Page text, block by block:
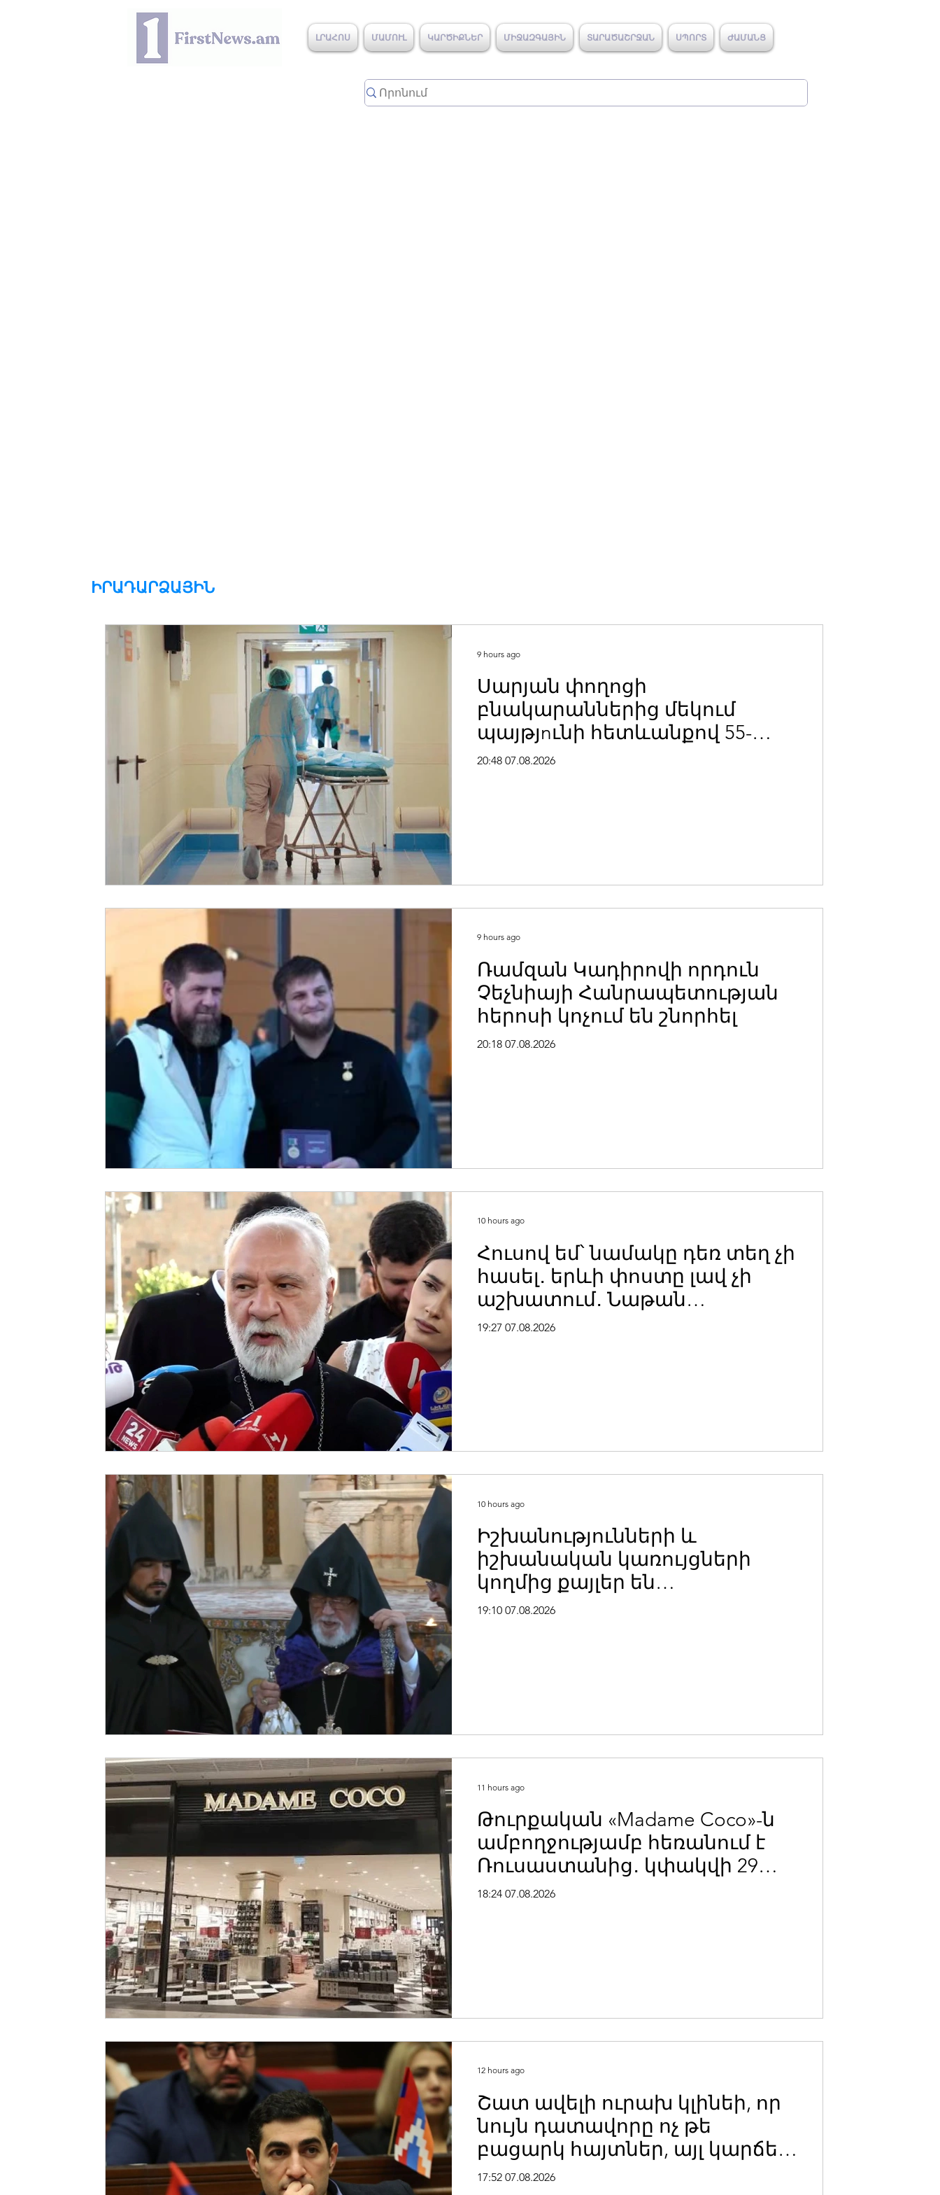
ԼՐԱՀՈՍ ՄԱՄՈՒԼ ԿԱՐԾԻՔՆԵՐ ՄԻՋԱԶԳԱՅԻՆ ՏԱՐԱԾԱՇՐՋԱՆ ՍՊՈՐՏ ԺԱՄԱՆՑ
ԻՐԱԴԱՐՁԱՅԻՆ
Սարյան փողոցի
բնակարաններից մեկում
պայթյnւնի հետևանքով 55-
ամյա տղամարդը
20:48 07.08.2026
9 hours ago
Ռամզան Կադիրովի որդուն
Չեչնիայի Հանրապետության
հերոսի կոչում են շնորհել
20:18 07.08.2026
9 hours ago
Հուսով եմ՝ նամակը դեռ տեղ չի
հասել․ երևի փոստը լավ չի
աշխատում․ Նաթան
արքեպիսկոպոս
19:27 07.08.2026
10 hours ago
Իշխանությունների և
իշխանական կառույցների
կողմից քայլեր են
ձեռնարկվում եկեղեցու
19:10 07.08.2026
10 hours ago
Թուրքական «Madame Coco»-ն
ամբողջությամբ հեռանում է
Ռուսաստանից․ կփակվի 29
խանութ
18:24 07.08.2026
11 hours ago
Շատ ավելի ուրախ կլինեի, որ
նույն դատավորը ոչ թե
բացարկ հայտներ, այլ կարճեր
քրեական գործը. Լևոն
17:52 07.08.2026
12 hours ago